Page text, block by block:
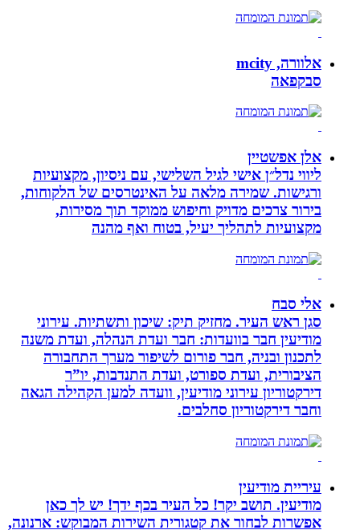
אלוורה, mcity
סבקפאה
אלן אפשטיין
ליווי נדל״ן אישי לגיל השלישי, עם ניסיון, מקצועיות
ורגישות. שמירה מלאה על האינטרסים של הלקוחות,
בירור צרכים מדויק וחיפוש ממוקד תוך מסירות,
מקצועיות לתהליך יעיל, בטוח ואף מהנה
אלי סבח
סגן ראש העיר. מחזיק תיק: שיכון ותשתיות. עירוני
מודיעין חבר בוועדות: חבר ועדת הנהלה, ועדת משנה
לתכנון ובניה, חבר פורום לשיפור מערך התחבורה
הציבורית, ועדת ספורט, ועדת התנדבות, יו”ר
דירקטוריון עירוני מודיעין, וועדה למען הקהילה הגאה
וחבר דירקטוריון סחלבים.
עיריית מודיעין
מודיעין. תושב יקר! כל העיר בכף ידך! יש לך כאן
אפשרות לבחור את קטגורית השירות המבוקש: ארנונה,